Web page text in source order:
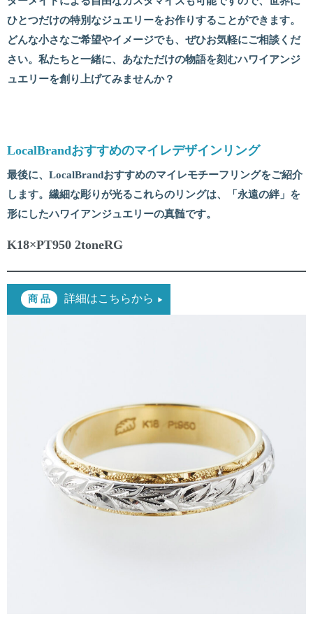
ひとつだけの特別なジュエリーをお作りすることができます。
どんな小さなご希望やイメージでも、ぜひお気軽にご相談くだ
さい。私たちと一緒に、あなただけの物語を刻むハワイアンジ
ュエリーを創り上げてみませんか？
LocalBrandおすすめのマイレデザインリング
最後に、LocalBrandおすすめのマイレモチーフリングをご紹介
します。繊細な彫りが光るこれらのリングは、「永遠の絆」を
形にしたハワイアンジュエリーの真髄です。
K18×PT950 2toneRG
詳細はこちらから